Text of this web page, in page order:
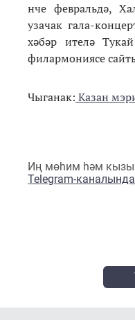
нче февральдә,
узачак гала-
хәбәр ителә
филармониясе
Чыганак: Казан
Иң мөһим һәм
Telegram-каналында